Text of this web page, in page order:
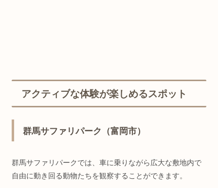
アクティブな体験が楽しめるスポット
群馬サファリパーク（富岡市）
群馬サファリパークでは、車に乗りながら広大な敷地内で
自由に動き回る動物たちを観察することができます。